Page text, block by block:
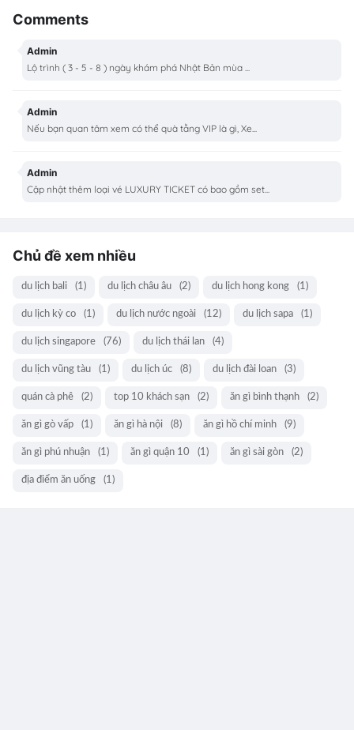
Comments
Admin
Lộ trình ( 3 - 5 - 8 ) ngày khám phá Nhật Bản mùa ...
Admin
Nếu bạn quan tâm xem có thể quà tằng VIP là gì, Xe...
Admin
Cập nhật thêm loại vé LUXURY TICKET có bao gồm set...
Chủ đề xem nhiều
du lịch bali (1) du lịch châu âu (2) du lịch hong kong (1)
du lịch kỳ co (1) du lịch nước ngoài (12) du lịch sapa (1)
du lịch singapore (76) du lịch thái lan (4)
du lịch vũng tàu (1) du lịch úc (8) du lịch đài loan (3)
quán cà phê (2) top 10 khách sạn (2) ăn gì bình thạnh (2)
ăn gì gò vấp (1) ăn gì hà nội (8) ăn gì hồ chí minh (9)
ăn gì phú nhuận (1) ăn gì quận 10 (1) ăn gì sài gòn (2)
địa điểm ăn uống (1)